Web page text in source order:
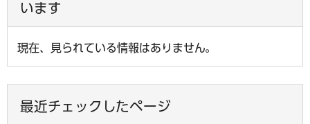
います
現在、見られている情報はありません。
最近チェックしたページ